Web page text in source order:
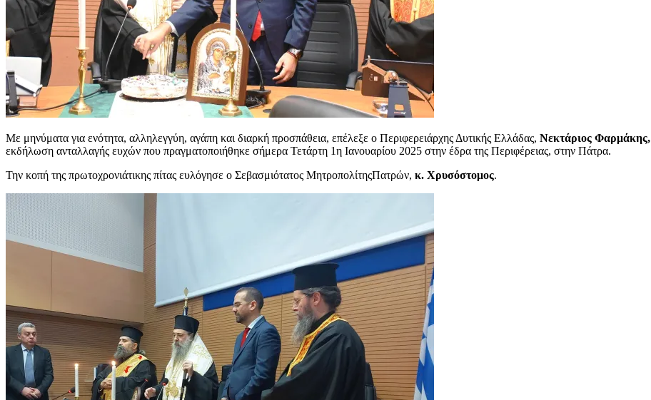
Με μηνύματα για ενότητα, αλληλεγγύη, αγάπη και διαρκή προσπάθεια, επέλεξε ο Περιφερειάρχης Δυτικής Ελλάδας, Νεκτάριος Φαρμάκης,
εκδήλωση ανταλλαγής ευχών που πραγματοποιήθηκε σήμερα Τετάρτη 1η Ιανουαρίου 2025 στην έδρα της Περιφέρειας, στην Πάτρα.
Την κοπή της πρωτοχρονιάτικης πίτας ευλόγησε ο Σεβασμιότατος ΜητροπολίτηςΠατρών, κ. Χρυσόστομος.